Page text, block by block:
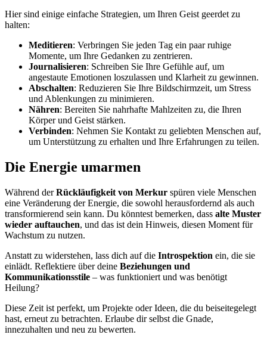
Hier sind einige einfache Strategien, um Ihren Geist geerdet zu
halten:
Meditieren: Verbringen Sie jeden Tag ein paar ruhige
Momente, um Ihre Gedanken zu zentrieren.
Journalisieren: Schreiben Sie Ihre Gefühle auf, um
angestaute Emotionen loszulassen und Klarheit zu gewinnen.
Abschalten: Reduzieren Sie Ihre Bildschirmzeit, um Stress
und Ablenkungen zu minimieren.
Nähren: Bereiten Sie nahrhafte Mahlzeiten zu, die Ihren
Körper und Geist stärken.
Verbinden: Nehmen Sie Kontakt zu geliebten Menschen auf,
um Unterstützung zu erhalten und Ihre Erfahrungen zu teilen.
Die Energie umarmen
Während derRückläufigkeit von Merkur spüren viele Menschen
eine Veränderung der Energie, die sowohl herausfordernd als auch
transformierend sein kann. Du könntest bemerken, dass alte Muster
wieder auftauchen, und das ist dein Hinweis, diesen Moment für
Wachstum zu nutzen.
Anstatt zu widerstehen, lass dich auf die Introspektion ein, die sie
einlädt. Reflektiere über deine Beziehungen und
Kommunikationsstile – was funktioniert und was benötigt
Heilung?
Diese Zeit ist perfekt, um Projekte oder Ideen, die du beiseitegelegt
hast, erneut zu betrachten. Erlaube dir selbst die Gnade,
innezuhalten und neu zu bewerten.